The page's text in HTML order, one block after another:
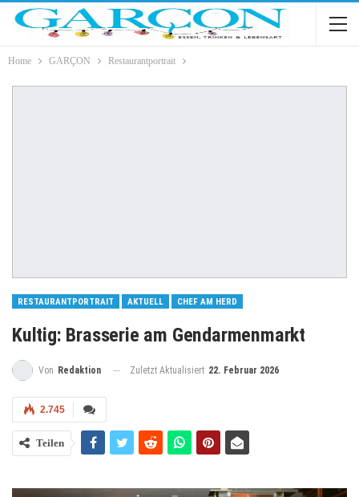
Home GARÇON Restaurantportrait
RESTAURANTPORTRAIT AKTUELL CHEF AM HERD
Kultig: Brasserie am Gendarmenmarkt
Von Redaktion Zuletzt Aktualisiert 22. Februar 2026
2.745
Teilen